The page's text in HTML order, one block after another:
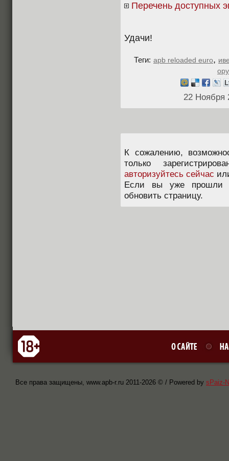
Перечень доступных
Удачи!
Теги: apb reloaded euro,
22 Ноября
К сожалению,
только
авторизуйтесь сейчас
Если вы уже прошли
обновить страницу.
Все права защищены, www.apb-r.ru 2011-2026 © / Powered by sPaiz-